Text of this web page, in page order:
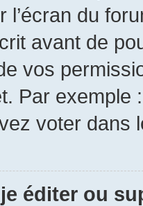
l’écran du
avant de
vos
Par exemple
voter dans
éditer ou